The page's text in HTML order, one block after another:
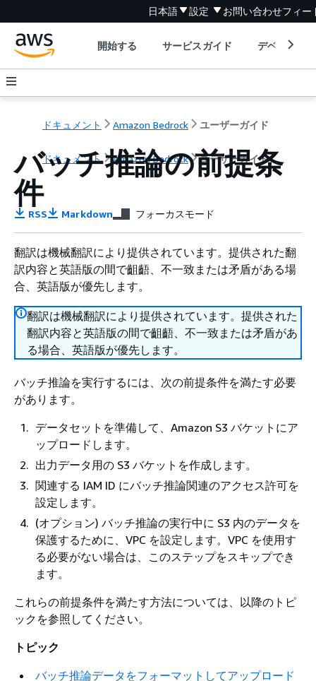
日本語 設定 お問い合わせフィー
開始する サービスガイド デベロッパ
ドキュメント Amazon Bedrock ユーザーガイド
ドキュメント Amazon Bedrock ユーザーガイド
バッチ推論の前提条
件
RSS Markdown フォーカスモード
翻訳は機械翻訳により提供されています。提供された翻
訳内容と英語版の間で齟齬、不一致または矛盾がある場
合、英語版が優先します。
翻訳は機械翻訳により提供されています。提供された
翻訳内容と英語版の間で齟齬、不一致または矛盾があ
る場合、英語版が優先します。
バッチ推論を実行するには、次の前提条件を満たす必要
があります。
データセットを準備して、Amazon S3 バケットにア
ップロードします。
出力データ用の S3 バケットを作成します。
関連する IAM ID にバッチ推論関連のアクセス許可を
設定します。
(オプション) バッチ推論の実行中に S3 内のデータを
保護するために、VPC を設定します。VPC を使用す
る必要がない場合は、このステップをスキップでき
ます。
これらの前提条件を満たす方法については、以降のトピ
ックを参照してください。
トピック
バッチ推論データをフォーマットしてアップロード